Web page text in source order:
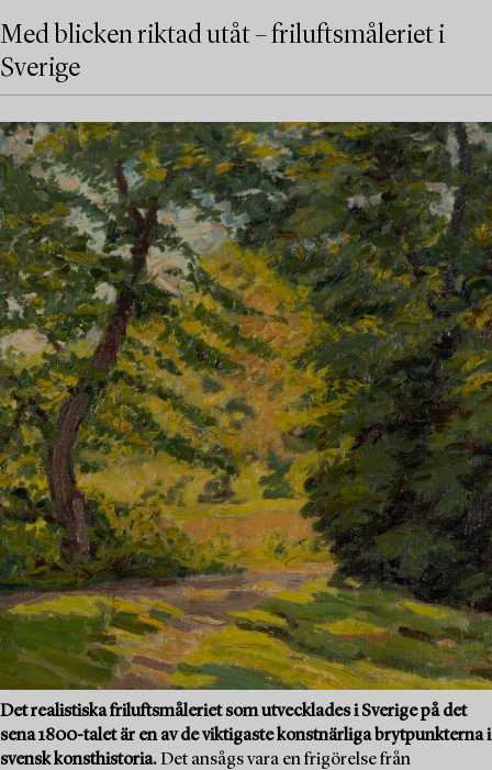
Med blicken riktad utåt – friluftsmåleriet i
Sverige
Det realistiska friluftsmåleriet som utvecklades i Sverige på det
sena 1800-talet är en av de viktigaste konstnärliga brytpunkterna i
svensk konsthistoria. Det ansågs vara en frigörelse från